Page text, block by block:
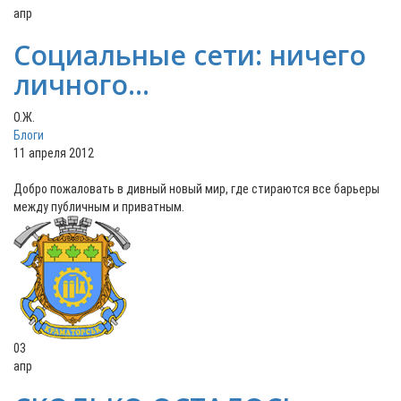
апр
Социальные сети: ничего
личного...
О.Ж.
Блоги
11 апреля 2012
Добро пожаловать в дивный новый мир, где стираются все барьеры
между публичным и приватным.
03
апр